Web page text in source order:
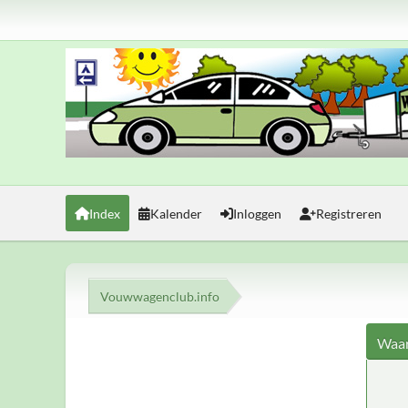
Index Kalender Inloggen Registreren
Vouwwagenclub.info